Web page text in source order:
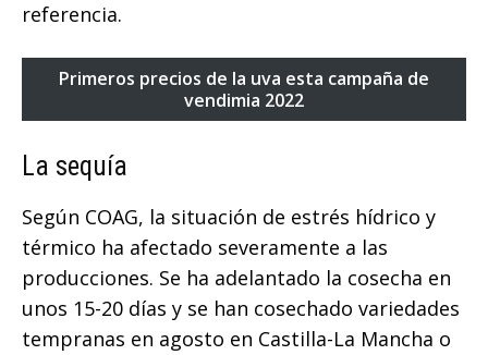
referencia.
Primeros precios de la uva esta campaña de
vendimia 2022
La sequía
Según COAG, la situación de estrés hídrico y
térmico ha afectado severamente a las
producciones. Se ha adelantado la cosecha en
unos 15-20 días y se han cosechado variedades
tempranas en agosto en Castilla-La Mancha o